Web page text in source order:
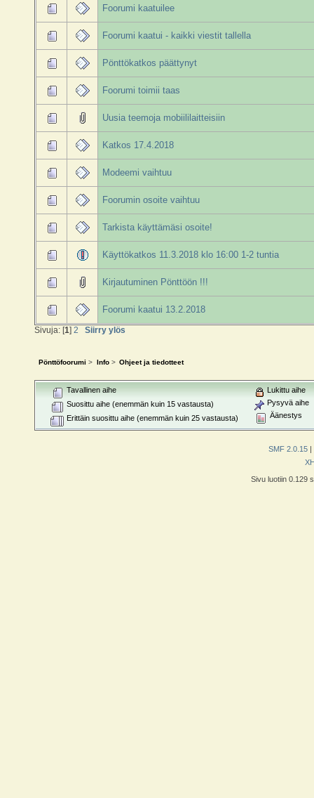
Foorumi kaatuilee
Foorumi kaatui - kaikki viestit tallella
Pönttökatkos päättynyt
Foorumi toimii taas
Uusia teemoja mobiililaitteisiin
Katkos 17.4.2018
Modeemi vaihtuu
Foorumin osoite vaihtuu
Tarkista käyttämäsi osoite!
Käyttökatkos 11.3.2018 klo 16:00 1-2 tuntia
Kirjautuminen Pönttöön !!!
Foorumi kaatui 13.2.2018
Sivuja: [1] 2 Siirry ylös
Pönttöfoorumi > Info> Ohjeet ja tiedotteet
Tavallinen aihe
Suosittu aihe (enemmän kuin 15 vastausta)
Erittäin suosittu aihe (enemmän kuin 25 vastausta)
Lukittu aihe
Pysyvä aihe
Äänestys
SMF 2.0.15
Sivu luotiin 0.129